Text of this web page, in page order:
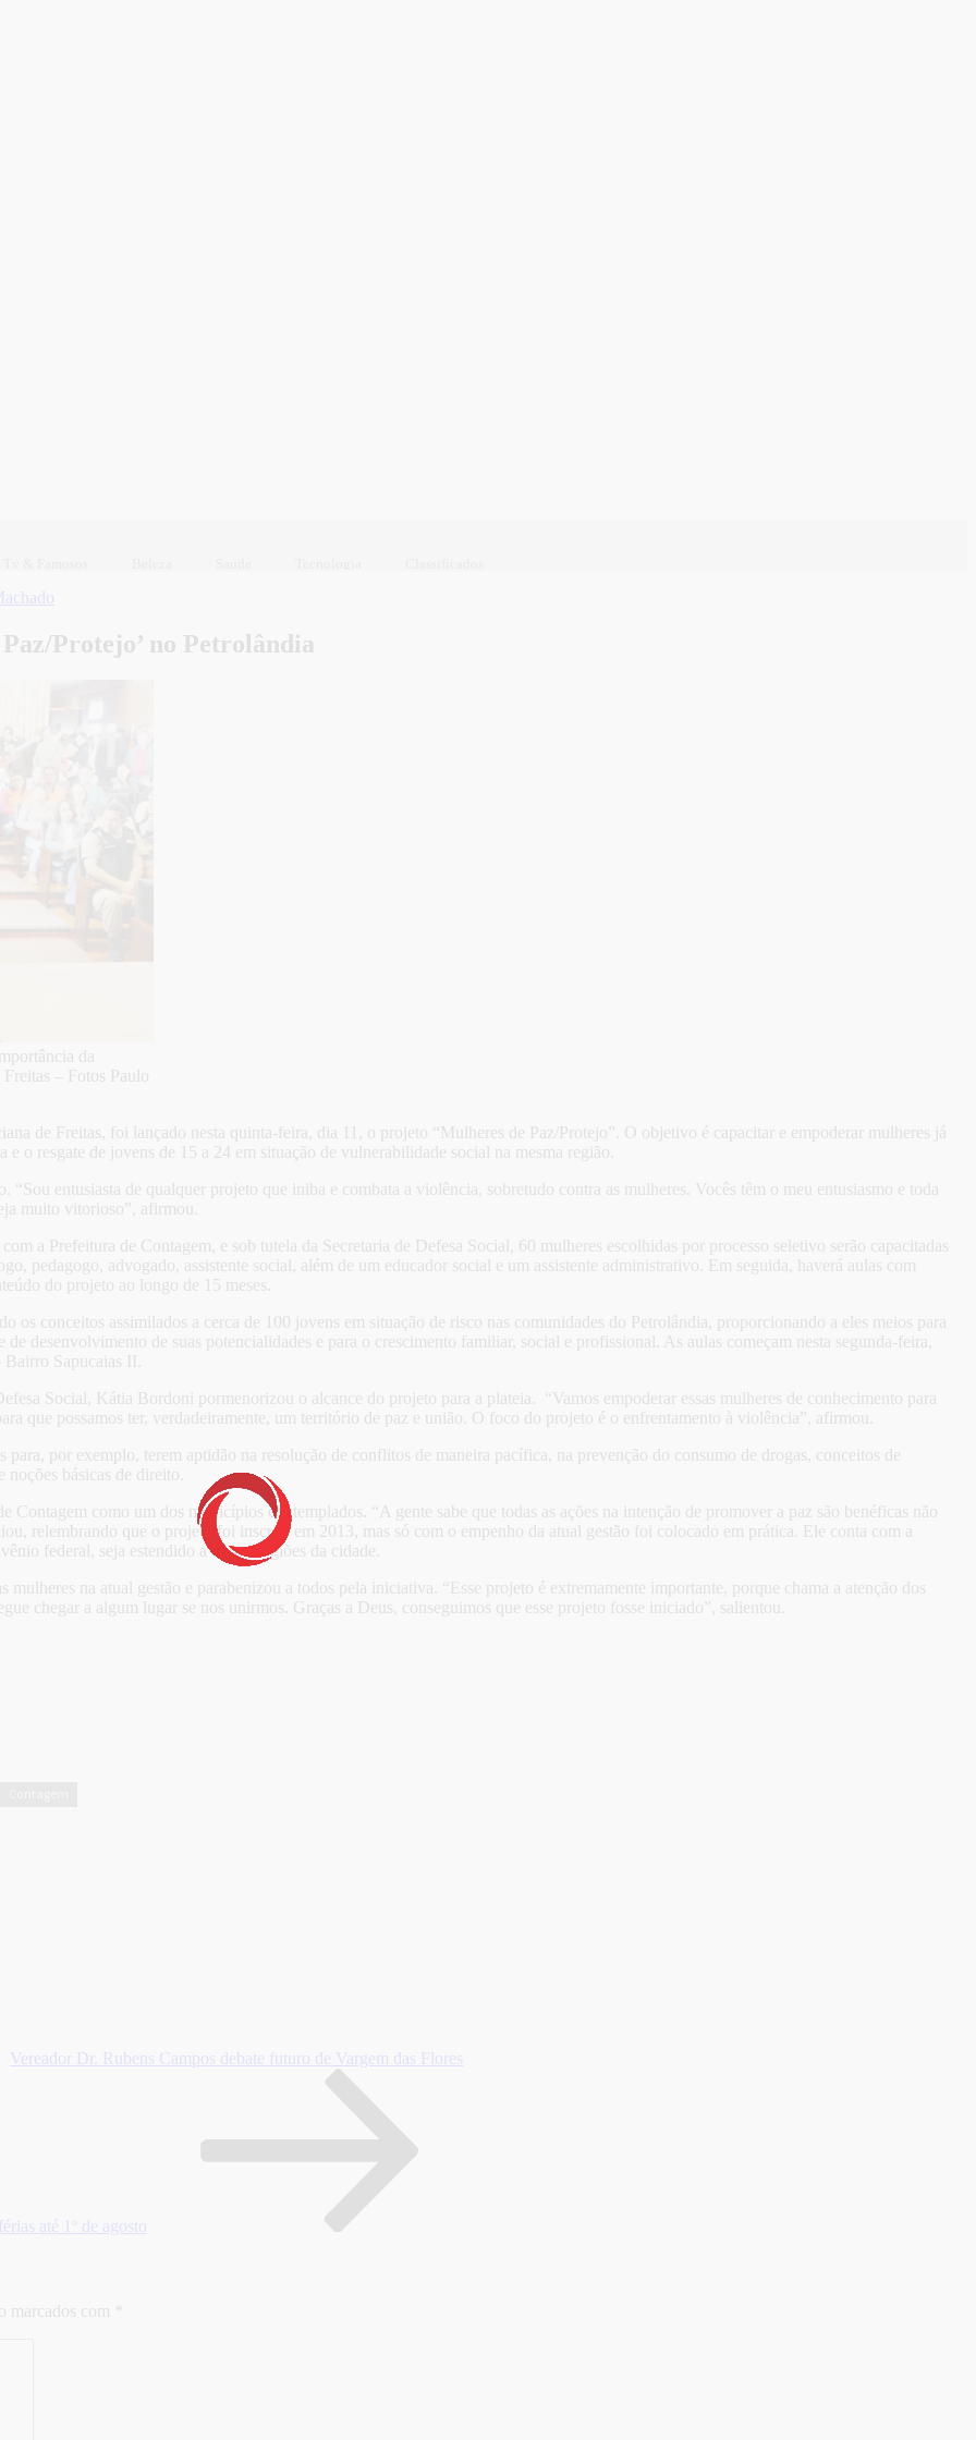
Protejo’ no Petrolândia
da
– Fotos Paulo
de Freitas, foi lançado nesta quinta-feira, dia 11, o projeto “Mulheres de Paz/Protejo”. O objetivo é capacitar e empoderar mulheres já
o resgate de jovens de 15 a 24 em situação de vulnerabilidade social na mesma região.
entusiasta de qualquer projeto que iniba e combata a violência, sobretudo contra as mulheres. Vocês têm o meu entusiasmo e toda
muito vitorioso”, afirmou.
a Prefeitura de Contagem, e sob tutela da Secretaria de Defesa Social, 60 mulheres escolhidas por processo seletivo serão capacitadas
pedagogo, advogado, assistente social, além de um educador social e um assistente administrativo. Em seguida, haverá aulas com
do projeto ao longo de 15 meses.
os conceitos assimilados a cerca de 100 jovens em situação de risco nas comunidades do Petrolândia, proporcionando a eles meios para
desenvolvimento de suas potencialidades e para o crescimento familiar, social e profissional. As aulas começam nesta segunda-feira,
Sapucaias II.
Social, Kátia Bordoni pormenorizou o alcance do projeto para a plateia. “Vamos empoderar essas mulheres de conhecimento para
que possamos ter, verdadeiramente, um território de paz e união. O foco do projeto é o enfrentamento à violência”, afirmou.
para, por exemplo, terem aptidão na resolução de conflitos de maneira pacífica, na prevenção do consumo de drogas, conceitos de
básicas de direito.
como um dos municípios contemplados. “A gente sabe que todas as ações na intenção de promover a paz são benéficas não
relembrando que o projeto foi inscrito em 2013, mas só com o empenho da atual gestão foi colocado em prática. Ele conta com a
federal, seja estendido a outras regiões da cidade.
na atual gestão e parabenizou a todos pela iniciativa. “Esse projeto é extremamente importante, porque chama a atenção dos
chegar a algum lugar se nos unirmos. Graças a Deus, conseguimos que esse projeto fosse iniciado”, salientou.
Vereador Dr. Rubens Campos debate futuro de Vargem das Flores
até 1º de agosto
marcados com